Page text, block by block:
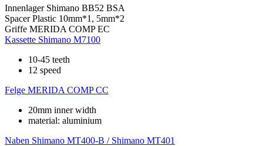
Innenlager Shimano BB52 BSA
Spacer Plastic 10mm*1, 5mm*2
Griffe MERIDA COMP EC
Kassette Shimano M7100
10-45 teeth
12 speed
Felge MERIDA COMP CC
20mm inner width
material: aluminium
Naben Shimano MT400-B / Shimano MT401